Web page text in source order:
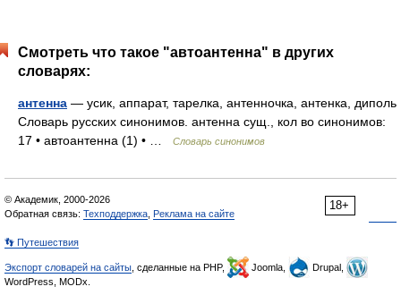
Смотреть что такое "автоантенна" в других
словарях:
антенна — усик, аппарат, тарелка, антенночка, антенка, диполь
Словарь русских синонимов. антенна сущ., кол во синонимов:
17 • автоантенна (1) • …
Словарь синонимов
18+
© Академик, 2000-2026
Обратная связь: Техподдержка Реклама на сайте
👣 Путешествия
Экспорт словарей на сайты , сделанные на PHP, Joomla,
Drupal,
WordPress, MODx.